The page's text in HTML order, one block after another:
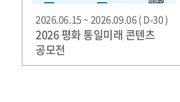
2026.06.15 ~ 2026.09.06 ( D-30 )
2026 평화 통일미래 콘텐츠
공모전